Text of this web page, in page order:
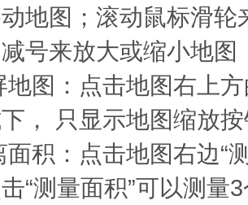
地图；滚动鼠标滑
号来放大或缩小地图
图：点击地图右上方
， 只显示地图缩放
积：点击地图右边“
“测量面积”可以测量